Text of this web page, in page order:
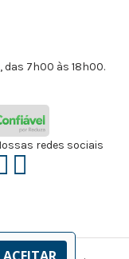
das 7h00 às 18h00.
redes sociais